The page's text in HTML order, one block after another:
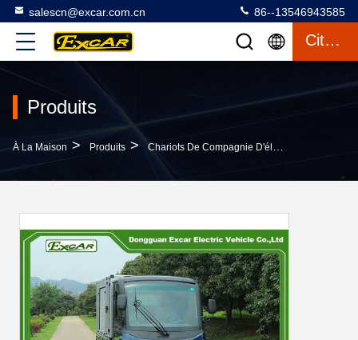
salescn@excar.com.cn 86--13546943585
Citation
Produits
À La Maison > Produits > Chariots De Compagnie D'électricité